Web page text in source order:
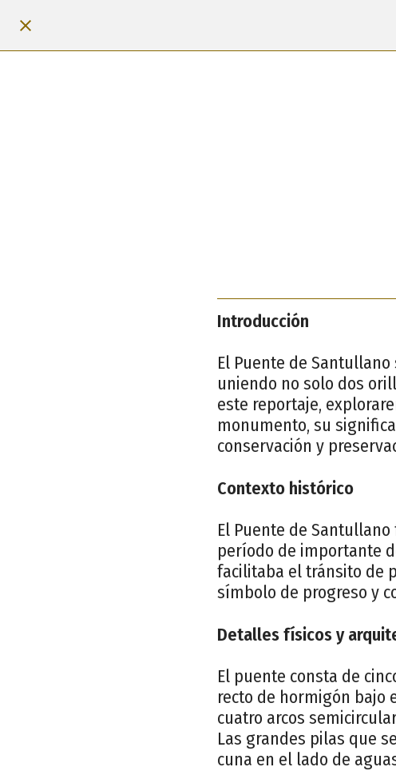
Introducción
El Puente de
uniendo no solo dos
este reportaje,
monumento, su
conservación y
Contexto histórico
El Puente de
período de importante
facilitaba el tránsito de
símbolo de progreso y
Detalles físicos y
El puente consta de
recto de hormigón bajo
cuatro arcos
Las grandes pilas que
cuna en el lado de